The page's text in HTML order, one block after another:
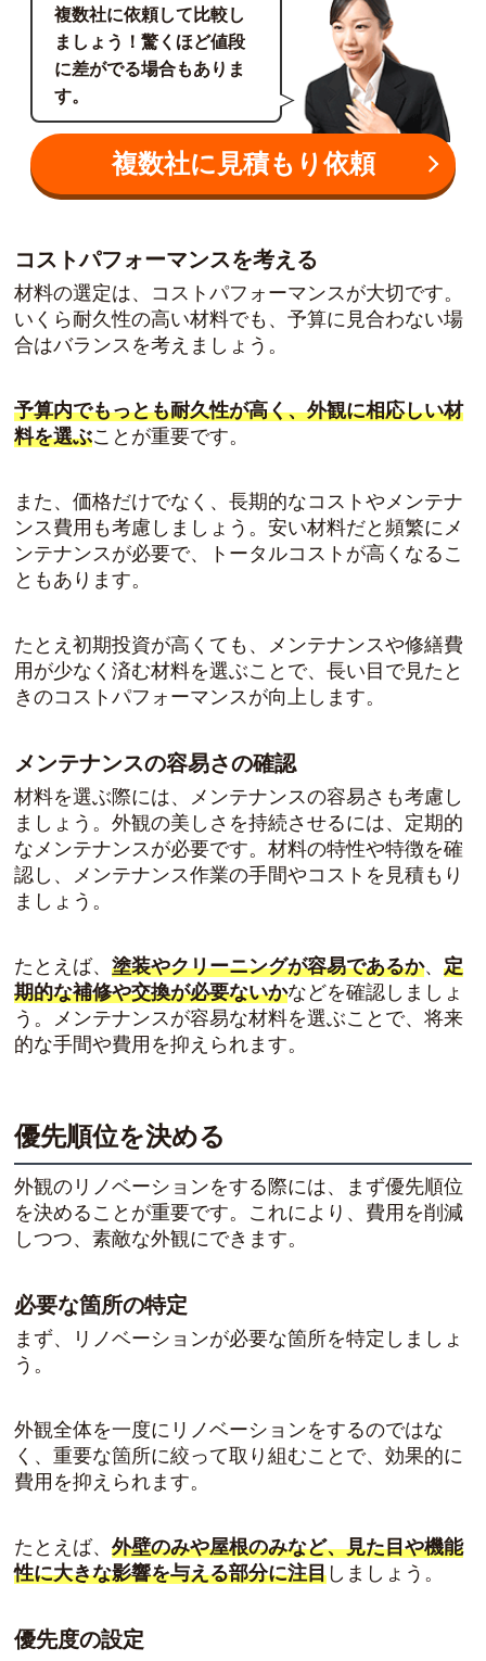
複数社に依頼して比較し
ましょう！驚くほど値段
に差がでる場合もありま
す。
複数社に見積もり依頼
コストパフォーマンスを考える
材料の選定は、コストパフォーマンスが大切です。
いくら耐久性の高い材料でも、予算に見合わない場
合はバランスを考えましょう。
予算内でもっとも耐久性が高く、外観に相応しい材
料を選ぶことが重要です。
また、価格だけでなく、長期的なコストやメンテナ
ンス費用も考慮しましょう。安い材料だと頻繁にメ
ンテナンスが必要で、トータルコストが高くなるこ
ともあります。
たとえ初期投資が高くても、メンテナンスや修繕費
用が少なく済む材料を選ぶことで、長い目で見たと
きのコストパフォーマンスが向上します。
メンテナンスの容易さの確認
材料を選ぶ際には、メンテナンスの容易さも考慮し
ましょう。外観の美しさを持続させるには、定期的
なメンテナンスが必要です。材料の特性や特徴を確
認し、メンテナンス作業の手間やコストを見積もり
ましょう。
たとえば、塗装やクリーニングが容易であるか、定
期的な補修や交換が必要ないかなどを確認しましょ
う。メンテナンスが容易な材料を選ぶことで、将来
的な手間や費用を抑えられます。
優先順位を決める
外観のリノベーションをする際には、まず優先順位
を決めることが重要です。これにより、費用を削減
しつつ、素敵な外観にできます。
必要な箇所の特定
まず、リノベーションが必要な箇所を特定しましょ
う。
外観全体を一度にリノベーションをするのではな
く、重要な箇所に絞って取り組むことで、効果的に
費用を抑えられます。
たとえば、外壁のみや屋根のみなど、見た目や機能
性に大きな影響を与える部分に注目 しましょう。
優先度の設定